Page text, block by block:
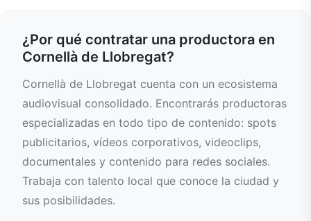
¿Por qué contratar una productora en
Cornellà de Llobregat?
Cornellà de Llobregat cuenta con un ecosistema
audiovisual consolidado. Encontrarás productoras
especializadas en todo tipo de contenido: spots
publicitarios, vídeos corporativos, videoclips,
documentales y contenido para redes sociales.
Trabaja con talento local que conoce la ciudad y
sus posibilidades.